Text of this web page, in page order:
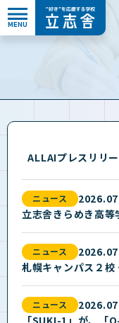
MENU
”好き”を応援
ALLAIプレスリリ
ニュース
立志舎きらめき高
ニュース
札幌キャンパス２
ニュース
「SUKI-1」が、「